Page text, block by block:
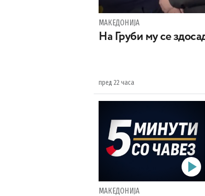
МАКЕДОНИЈА
На Груби му се
пред 22 часа
МАКЕДОНИЈА